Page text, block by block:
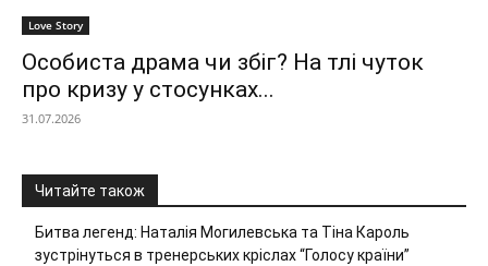
Love Story
Особиста драма чи збіг? На тлі чуток
про кризу у стосунках...
31.07.2026
Читайте також
Битва легенд: Наталія Могилевська та Тіна Кароль
зустрінуться в тренерських кріслах “Голосу країни”